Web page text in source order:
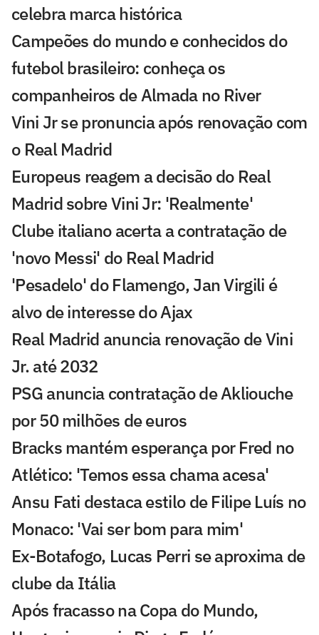
celebra marca histórica
Campeões do mundo e conhecidos do
futebol brasileiro: conheça os
companheiros de Almada no River
Vini Jr se pronuncia após renovação com
o Real Madrid
Europeus reagem a decisão do Real
Madrid sobre Vini Jr: 'Realmente'
Clube italiano acerta a contratação de
'novo Messi' do Real Madrid
'Pesadelo' do Flamengo, Jan Virgili é
alvo de interesse do Ajax
Real Madrid anuncia renovação de Vini
Jr. até 2032
PSG anuncia contratação de Akliouche
por 50 milhões de euros
Bracks mantém esperança por Fred no
Atlético: 'Temos essa chama acesa'
Ansu Fati destaca estilo de Filipe Luís no
Monaco: 'Vai ser bom para mim'
Ex-Botafogo, Lucas Perri se aproxima de
clube da Itália
Após fracasso na Copa do Mundo,